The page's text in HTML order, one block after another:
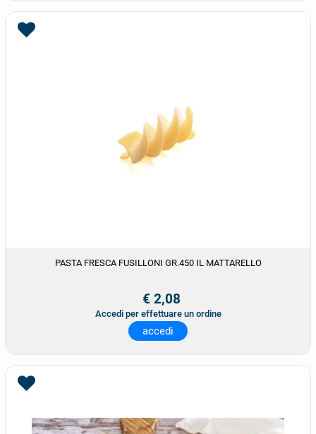
PASTA FRESCA FUSILLONI GR.450 IL MATTARELLO
€ 2,08
Accedi per effettuare un ordine
accedi